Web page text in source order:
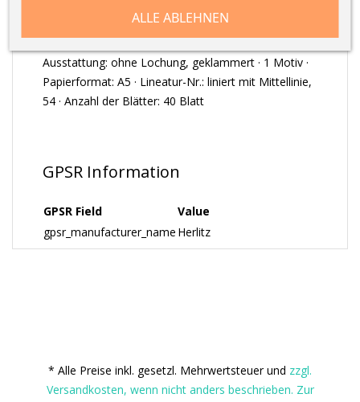
Schulheft , Vokabelheft (3-spaltig) · holzfreies
Papier,FSC Mixed,CO2 neutral, 80 g/m² ·
Ausstattung: ohne Lochung, geklammert · 1 Motiv ·
Papierformat: A5 · Lineatur-Nr.: liniert mit Mittellinie,
54 · Anzahl der Blätter: 40 Blatt
GPSR Information
GPSR Field
Value
gpsr_manufacturer_name Herlitz
* Alle Preise inkl. gesetzl. Mehrwertsteuer und zzgl.
Versandkosten, wenn nicht anders beschrieben. Zur
ALLE ABLEHNEN